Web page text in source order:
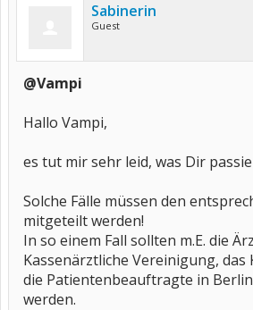
Sabinerin
Guest
@Vampi
Hallo Vampi,
es tut mir sehr leid, was Dir
Solche Fälle müssen den
mitgeteilt werden!
In so einem Fall sollten m.E. die
Kassenärztliche Vereinigung, das
die Patientenbeauftragte in
werden.